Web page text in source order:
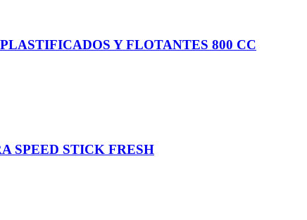
Y FLOTANTES 800 CC
SPEED STICK FRESH